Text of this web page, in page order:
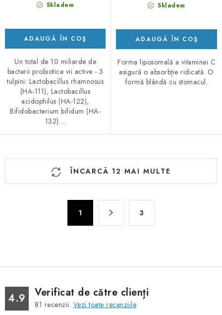
Skladem
ADAUGĂ ÎN COŞ
Un total de 10 miliarde de
bacterii probiotice vii active - 3
tulpini: Lactobacillus rhamnosus
(HA-111), Lactobacillus
acidophilus (HA-122),
Bifidobacterium bifidum (HA-
132)....
Skladem
ADAUGĂ ÎN COŞ
Forma liposomală a vitaminei C
asigură o absorbție ridicată. O
formă blândă cu stomacul.
l
s
ÎNCARCĂ 12 MAI MULTE
a
e
1 3
4.9 Verificat de către clienți
81 recenzii. Vezi toate recenziile